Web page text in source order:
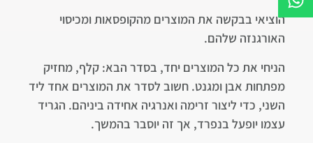
הוציאי בבקשה את המוצרים מהקופסאות ומכיסוי
האורגנזה שלהם.
הניחי את כל המוצרים יחד, בסדר הבא: קלף, מחזיק
מפתחות אבן ומגנט. חשוב לסדר את המוצרים אחד ליד
השני, כדי ליצור זרימה ואנרגיה אחידה ביניהם. הגריד
עצמו יופעל בנפרד, אך זה יוסבר בהמשך.